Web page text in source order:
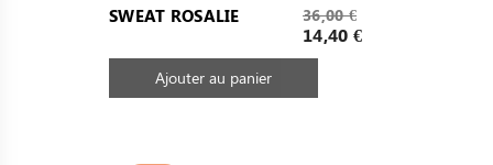
SWEAT ROSALIE
Prix
de
base
36,00 €
Prix
14,40 €
Ajouter au panier